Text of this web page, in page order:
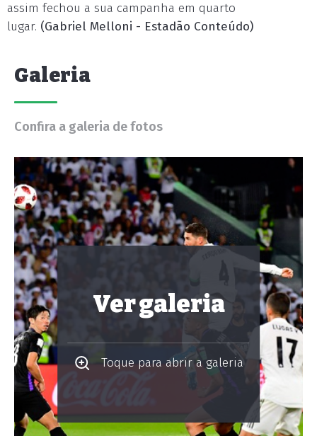
assim fechou a sua campanha em quarto
lugar. (Gabriel Melloni - Estadão Conteúdo)
Galeria
Confira a galeria de fotos
Ver galeria
Toque para abrir a galeria